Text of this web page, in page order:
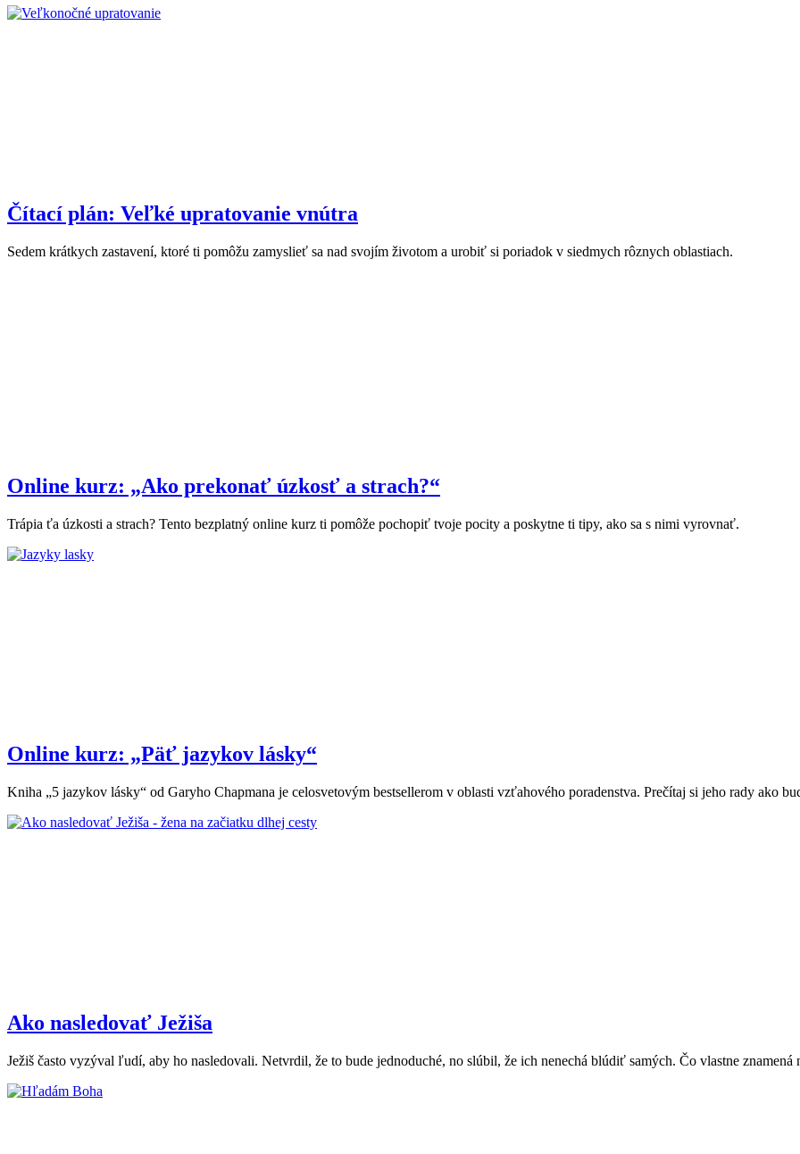
Čítací plán: Veľké upratovanie vnútra
Sedem krátkych zastavení, ktoré ti pomôžu zamyslieť sa nad svojím životom a urobiť si poriadok v siedmych rôznych oblastiach.
Online kurz: „Ako prekonať úzkosť a strach?“
Trápia ťa úzkosti a strach? Tento bezplatný online kurz ti pomôže pochopiť tvoje pocity a poskytne ti tipy, ako sa s nimi vyrovnať.
Online kurz: „Päť jazykov lásky“
Kniha „5 jazykov lásky“ od Garyho Chapmana je celosvetovým bestsellerom v oblasti vzťahového poradenstva. Prečítaj si jeho rady ako
Ako nasledovať Ježiša
Ježiš často vyzýval ľudí, aby ho nasledovali. Netvrdil, že to bude jednoduché, no slúbil, že ich nenechá blúdiť samých. Čo vlastne znamená